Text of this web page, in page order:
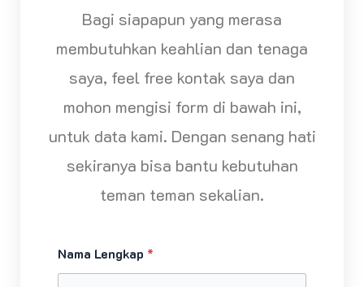
Bagi siapapun yang merasa
membutuhkan keahlian dan tenaga
saya, feel free kontak saya dan
mohon mengisi form di bawah ini,
untuk data kami. Dengan senang hati
sekiranya bisa bantu kebutuhan
teman teman sekalian.
*
*
Nama Lengkap *